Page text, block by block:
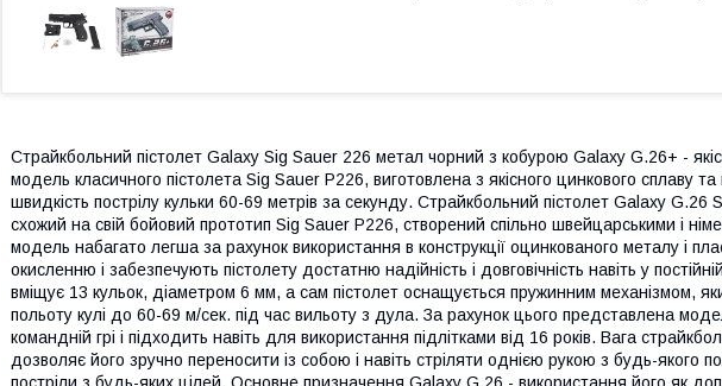
Страйкбольний пістолет Galaxy Sig Sauer 226 метал чорний з кобурою Galaxy G.26+ -
модель класичного пістолета Sig Sauer P226, виготовлена з якісного цинкового сплаву
швидкість пострілу кульки 60-69 метрів за секунду. Страйкбольний пістолет Galaxy G.26
схожий на свій бойовий прототип Sig Sauer P226, створений спільно швейцарськими і
модель набагато легша за рахунок використання в конструкції оцинкованого металу і
окисленню і забезпечують пістолету достатню надійність і довговічність навіть у
вміщує 13 кульок, діаметром 6 мм, а сам пістолет оснащується пружинним механізмом,
польоту кулі до 60-69 м/сек. під час вильоту з дула. За рахунок цього представлена
командній грі і підходить навіть для використання підлітками від 16 років. Вага
дозволяє його зручно переносити із собою і навіть стріляти однією рукою з будь-якого